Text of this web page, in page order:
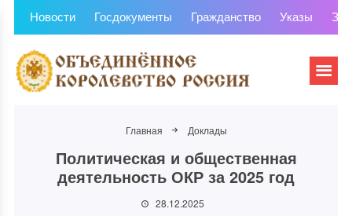
Новости Госдокументы Гражданство Указы
Главная Доклады
Политическая и общественная
деятельность ОКР за 2025 год
28.12.2025